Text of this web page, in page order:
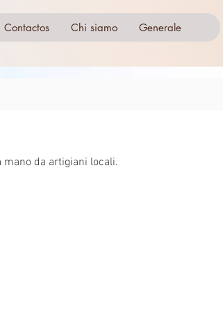
Contactos Chi siamo Generale